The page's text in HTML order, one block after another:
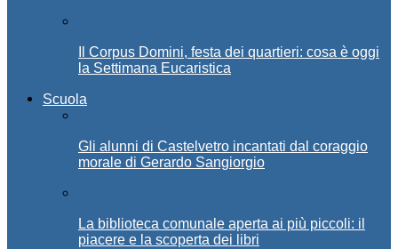
Il Corpus Domini, festa dei quartieri: cosa è oggi
la Settimana Eucaristica
Scuola
Gli alunni di Castelvetro incantati dal coraggio
morale di Gerardo Sangiorgio
La biblioteca comunale aperta ai più piccoli: il
piacere e la scoperta dei libri